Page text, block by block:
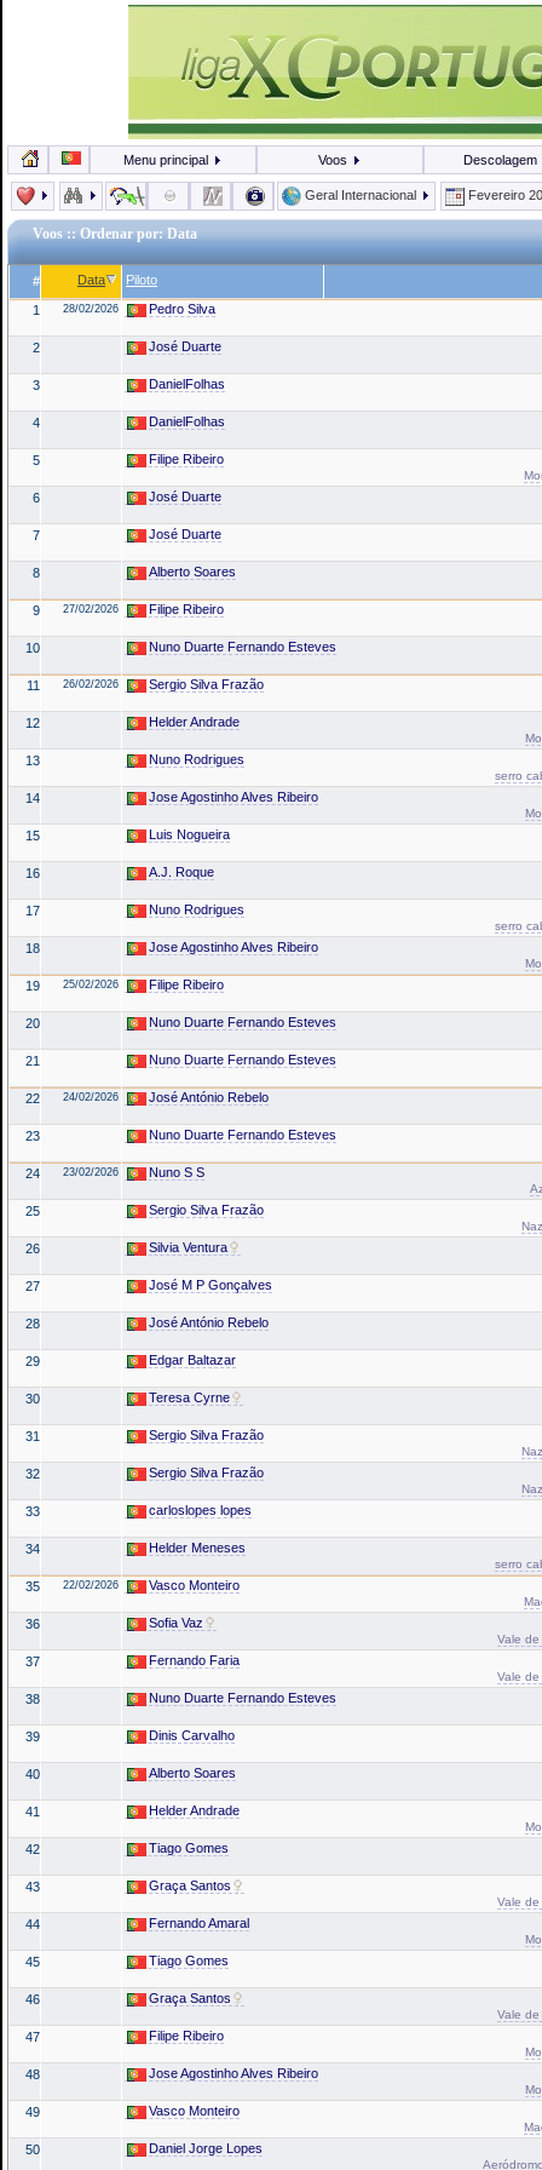
Menu principal Voos Descolagem
Geral Internacional Fevereiro
Voos :: Ordenar por: Data
# Data Piloto
1 28/02/2026 Pedro Silva
2 José Duarte
3 DanielFolhas
4 DanielFolhas
5 Filipe Ribeiro
6 José Duarte
7 José Duarte
8 Alberto Soares
9 27/02/2026 Filipe Ribeiro
10 Nuno Duarte Fernando Esteves
11 26/02/2026 Sergio Silva Frazão
12 Helder Andrade
13 Nuno Rodrigues
serro
14 Jose Agostinho Alves Ribeiro
15 Luis Nogueira
16 A.J. Roque
17 Nuno Rodrigues
serro
18 Jose Agostinho Alves Ribeiro
19 25/02/2026 Filipe Ribeiro
20 Nuno Duarte Fernando Esteves
21 Nuno Duarte Fernando Esteves
22 24/02/2026 José António Rebelo
23 Nuno Duarte Fernando Esteves
24 23/02/2026 Nuno S S
25 Sergio Silva Frazão
26 Silvia Ventura
27 José M P Gonçalves
28 José António Rebelo
29 Edgar Baltazar
30 Teresa Cyrne
31 Sergio Silva Frazão
32 Sergio Silva Frazão
33 carloslopes lopes
34 Helder Meneses
serro
35 22/02/2026 Vasco Monteiro
36 Sofia Vaz
Vale de
37 Fernando Faria
Vale de
38 Nuno Duarte Fernando Esteves
39 Dinis Carvalho
40 Alberto Soares
41 Helder Andrade
42 Tiago Gomes
43 Graça Santos
Vale de
44 Fernando Amaral
45 Tiago Gomes
46 Graça Santos
Vale de
47 Filipe Ribeiro
48 Jose Agostinho Alves Ribeiro
49 Vasco Monteiro
50 Daniel Jorge Lopes